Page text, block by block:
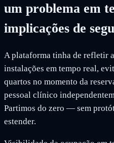
um problema em
implicações de
A plataforma tinha de refletir
instalações em tempo real,
quartos no momento da
pessoal clínico
Partimos do zero — sem
estender.